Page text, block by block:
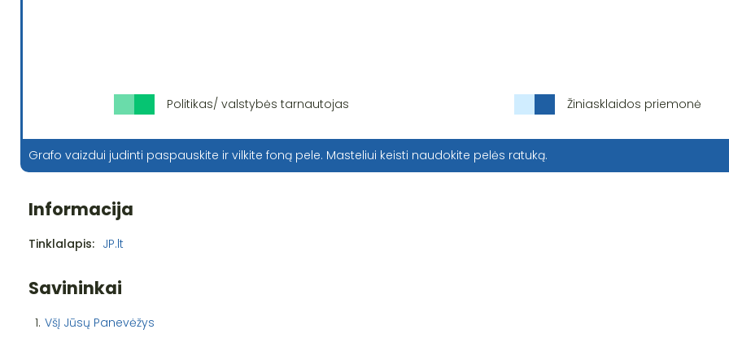
Politikas/ valstybės tarnautojas Žiniasklaidos priemonė
Grafo vaizdui judinti paspauskite ir vilkite foną pele. Masteliui keisti naudokite pelės ratuką.
Informacija
Tinklalapis: JP.lt
Savininkai
1. VšĮ Jūsų Panevėžys